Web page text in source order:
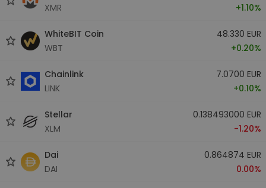
XMR
+1.10%
WhiteBIT Coin
WBT
48.330 EUR
+0.20%
Chainlink
LINK
7.0700 EUR
+0.10%
Stellar
XLM
0.138493000 EUR
-1.20%
Dai
DAI
0.864874 EUR
0.00%